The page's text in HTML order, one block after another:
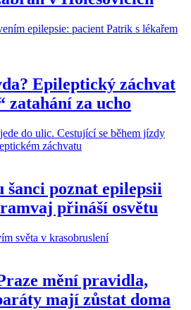
Epileptický záchvat
zatahání za ucho
šanci poznat epilepsii
přináší osvětu
mění pravidla,
mají zůstat doma